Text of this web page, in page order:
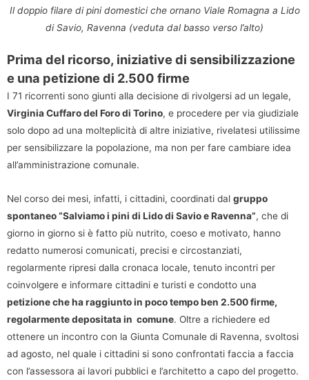
Il doppio filare di pini domestici che ornano Viale Romagna a Lido
di Savio, Ravenna (veduta dal basso verso l’alto)
Prima del ricorso, iniziative di sensibilizzazione
e una petizione di 2.500 firme
I 71 ricorrenti sono giunti alla decisione di rivolgersi ad un legale,
Virginia Cuffaro del Foro di Torino, e procedere per via giudiziale
solo dopo ad una molteplicità di altre iniziative, rivelatesi utilissime
per sensibilizzare la popolazione, ma non per fare cambiare idea
all’amministrazione comunale.
Nel corso dei mesi, infatti, i cittadini, coordinati dal gruppo
spontaneo “Salviamo i pini di Lido di Savio e Ravenna”, che di
giorno in giorno si è fatto più nutrito, coeso e motivato, hanno
redatto numerosi comunicati, precisi e circostanziati,
regolarmente ripresi dalla cronaca locale, tenuto incontri per
coinvolgere e informare cittadini e turisti e condotto una
petizione che ha raggiunto in poco tempo ben 2.500 firme,
regolarmente depositata in comune. Oltre a richiedere ed
ottenere un incontro con la Giunta Comunale di Ravenna, svoltosi
ad agosto, nel quale i cittadini si sono confrontati faccia a faccia
con l’assessora ai lavori pubblici e l’architetto a capo del progetto.